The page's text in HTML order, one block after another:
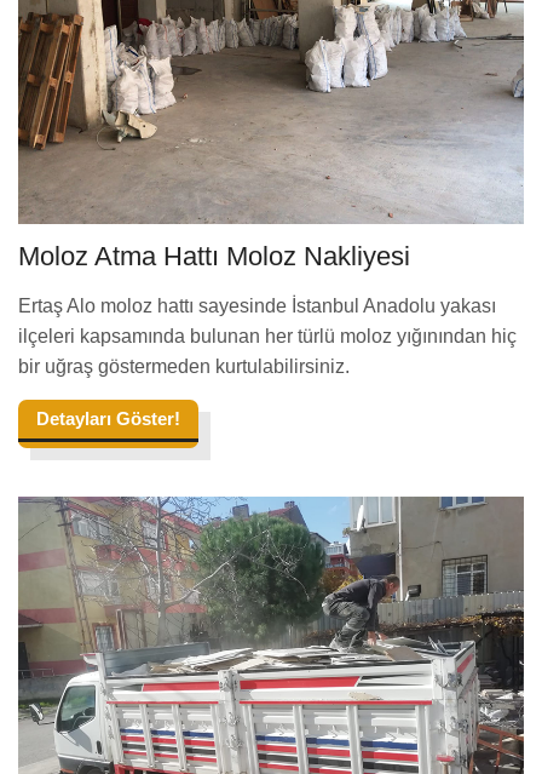
Moloz Atma Hattı Moloz Nakliyesi
Ertaş Alo moloz hattı sayesinde İstanbul Anadolu yakası
ilçeleri kapsamında bulunan her türlü moloz yığınından hiç
bir uğraş göstermeden kurtulabilirsiniz.
Detayları Göster!